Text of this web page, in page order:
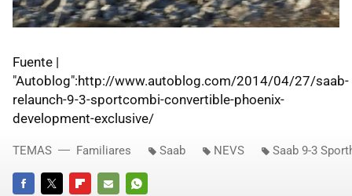
Fuente |
"Autoblog":http://www.autoblog.com/2014/04/27/saab-
relaunch-9-3-sportcombi-convertible-phoenix-
development-exclusive/
TEMAS Familiares Saab NEVS Saab 9-3